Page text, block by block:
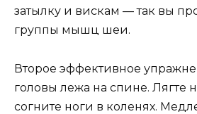
затылку и вискам — так вы
группы мышц шеи.
Второе эффективное
головы лежа на спине. Лягте
согните ноги в коленях.